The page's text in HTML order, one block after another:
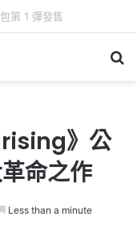
》公
命之作
Less than a minute